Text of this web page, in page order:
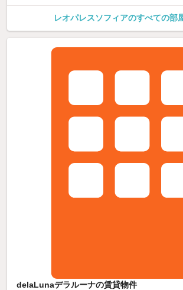
レオパレスソフィアのすべての部
delaLunaデラルーナの賃貸物件